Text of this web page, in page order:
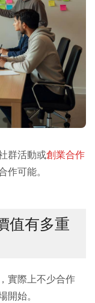
群活動或創業合作
可能。
值有多重
實際上不少合作
始。